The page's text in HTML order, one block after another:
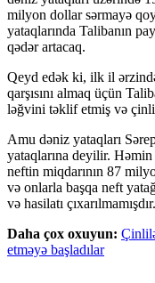
milyon dollar sərmayə
yataqlarında Talibanın
qədər artacaq.
Qeyd edək ki, ilk il
qarşısını almaq üçün
ləğvini təklif etmiş və
Amu dəniz yataqları
yataqlarına deyilir. Həmin
neftin miqdarının 87
və onlarla başqa neft
və hasilatı çıxarılmamışdır.
Daha çox oxuyun:
etməyə başladılar